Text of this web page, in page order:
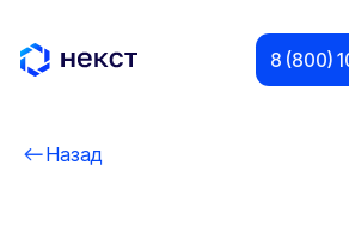
8 (800) 100-84-55